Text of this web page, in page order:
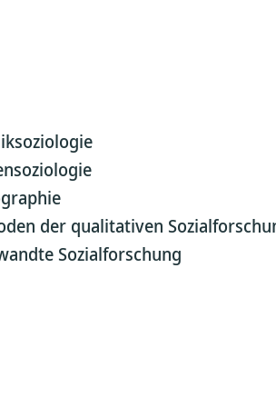
der qualitativen
Sozialforschung